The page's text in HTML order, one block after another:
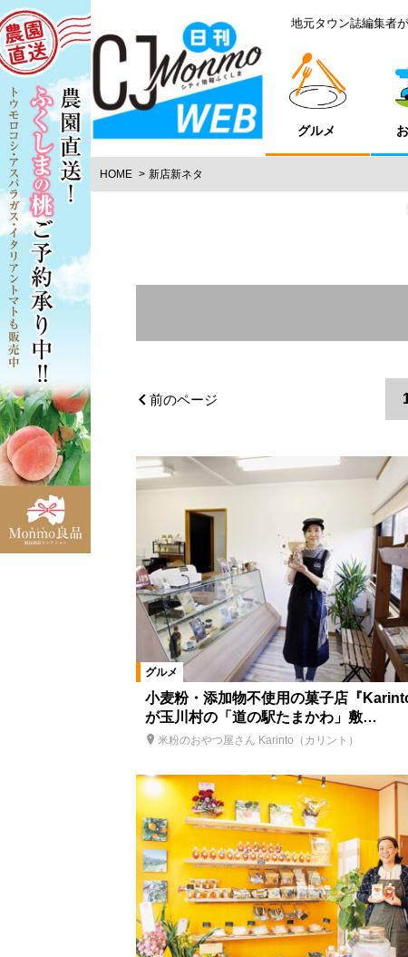
地元タウン誌編集者
グルメ
HOME 新店新ネタ
須賀川市 飯舘村 伊達市
桑折町
福島市郊外 本宮市 宮城県
カテゴリ
グルメ 洋食 中国料理・台
天ぷら・串揚げ 食事処・レスト
しゃぶしゃぶ とんかつ
ご当地グルメ バー
スイーツ うなぎ ライフ
雑貨 ショップ 住宅 車
体験 史跡名勝 テーマパーク
前のページ
グルメ
小麦粉・添加物不使用の菓子店『
が玉川村の「道の駅たまかわ」敷…
米粉のおやつ屋さん Karinto（カリント）